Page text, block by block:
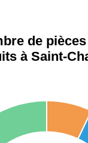
1 404 €
de
à Saint-